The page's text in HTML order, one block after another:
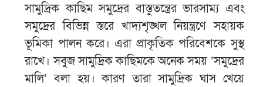
সামুদ্রিক কাছিম সমুদ্রের বাস্তুতন্ত্রের ভারসাম্য এবং
সমুদ্রের বিভিন্ন স্তরে খাদ্যশৃঙ্খল নিয়ন্ত্রণে সহায়ক
ভূমিকা পালন করে। এরা প্রাকৃতিক পরিবেশকে সুস্থ
রাখে। সবুজ সামুদ্রিক কাছিমকে অনেক সময় ‘সমুদ্রের
মালি’ বলা হয়। কারণ তারা সামুদ্রিক ঘাস খেয়ে